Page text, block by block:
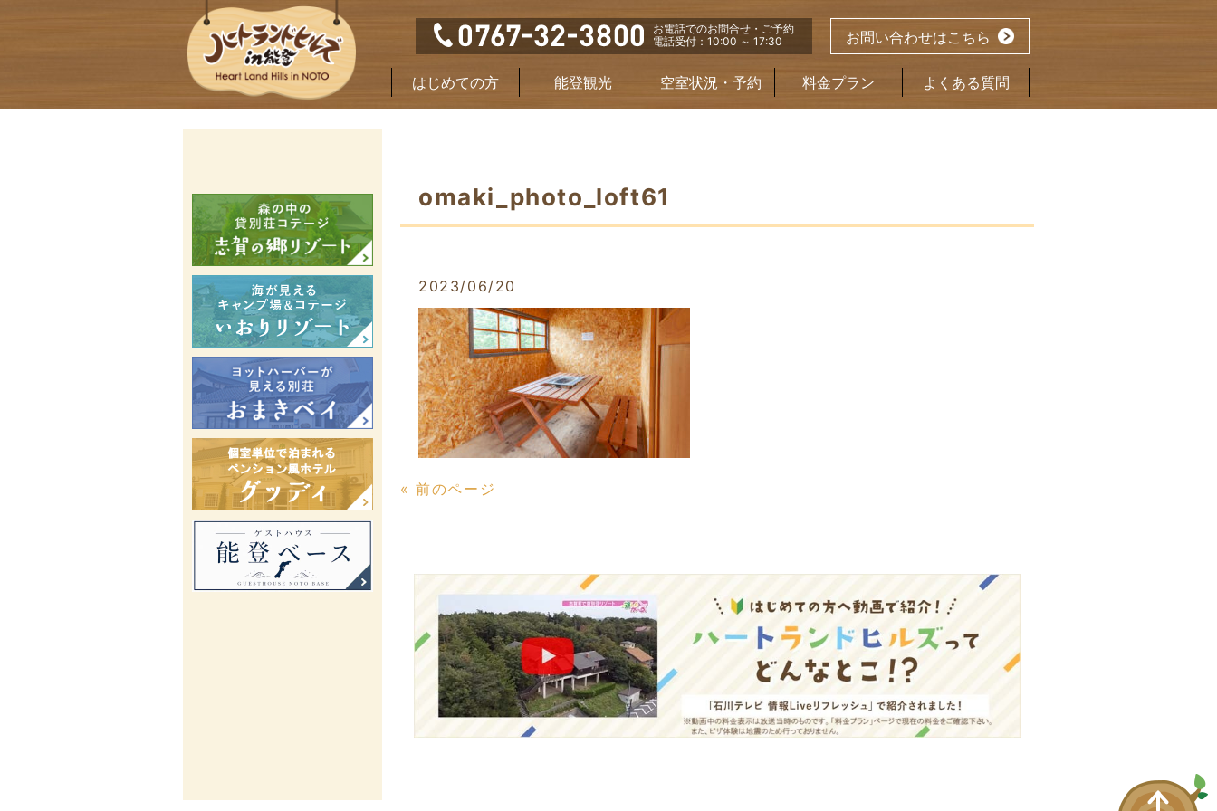
お問い合わせはこちら
お電話でのお問合せ・ご予約
電話受付：10:00 ～ 17:30
はじめての方 能登観光 空室状況・予約 料金プラン よくある質問
omaki_photo_loft61
2023/06/20
« 前のページ